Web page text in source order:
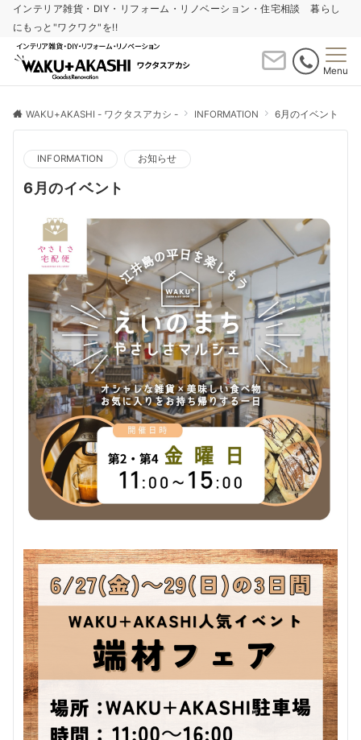
インテリア雑貨・DIY・リフォーム・リノベーション・住宅相談 暮らし
にもっと"ワクワク"を!!
Menu
WAKU+AKASHI - ワクタスアカシ - INFORMATION 6月のイベント
INFORMATION お知らせ
6月のイベント